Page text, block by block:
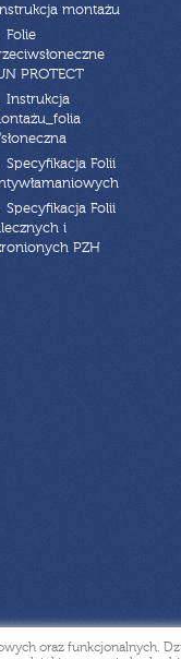
montażu
Folie
PROTECT
Instrukcja
Specyfikacja Folii
Specyfikacja Folii
i
PZH
oraz funkcjonalnych.